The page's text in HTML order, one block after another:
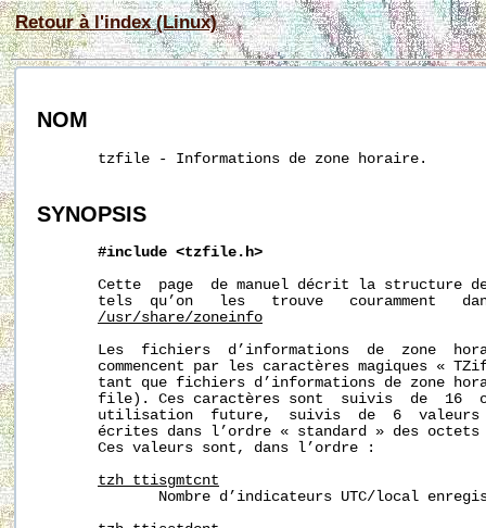
Retour à l'index (Linux)
NOM
       tzfile - Informations de zone horaire.
SYNOPSIS
#include <tzfile.h>
Cette  page  de manuel décrit la structure
tels  qu’on   les   trouve   couramment
/usr/share/zoneinfo
Les  fichiers  d’informations  de  zone
commencent par les caractères magiques «
tant que fichiers d’informations de zone
file). Ces caractères sont  suivis  de  16
utilisation  future,  suivis  de  6
écrites dans l’ordre « standard » des
       Ces valeurs sont, dans l’ordre :
tzh_ttisgmtcnt
Nombre d’indicateurs UTC/local